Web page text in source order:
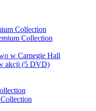
Collection
Collection
w Carnegie Hall
akcji (5 DVD)